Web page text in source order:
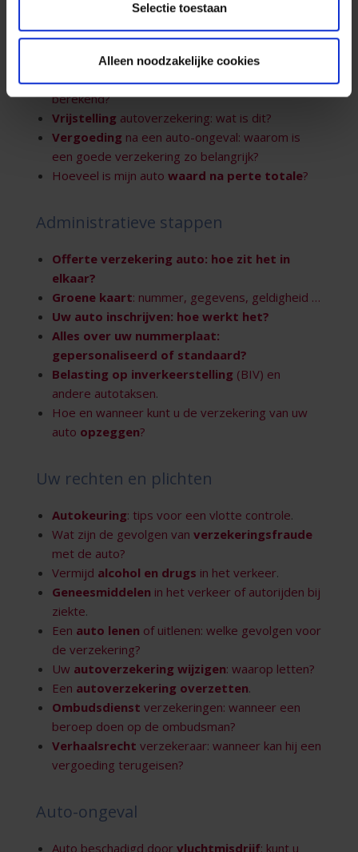
Selectie toestaan
Alleen noodzakelijke cookies
Autoverzekeringjonge bestuurder.
kilometerverzekering: interessant of niet?
Premieautoverzekering: hoe wordt die
berekend?
Vrijstelling autoverzekering: wat is dit?
Vergoeding na een auto-ongeval: waarom is
een goede verzekering zo belangrijk?
Hoeveel is mijn auto waard na perte totale?
Administratieve stappen
Offerte verzekering auto: hoe zit het in
elkaar?
Groene kaart: nummer, gegevens, geldigheid …
Uw auto inschrijven: hoe werkt het?
Alles over uw nummerplaat:
gepersonaliseerd of standaard?
Belasting op inverkeerstelling (BIV) en
andere autotaksen.
Hoe en wanneer kunt u de verzekering van uw
auto opzeggen?
Uw rechten en plichten
Autokeuring: tips voor een vlotte controle.
Wat zijn de gevolgen van verzekeringsfraude
met de auto?
Vermijd alcohol en drugs in het verkeer.
Geneesmiddelen in het verkeer of autorijden bij
ziekte.
Een auto lenen of uitlenen: welke gevolgen voor
de verzekering?
Uw autoverzekering wijzigen: waarop letten?
Een autoverzekering overzetten.
Ombudsdienst verzekeringen: wanneer een
beroep doen op de ombudsman?
Verhaalsrecht verzekeraar: wanneer kan hij een
vergoeding terugeisen?
Auto-ongeval
Auto beschadigd door vluchtmisdrijf: kunt u